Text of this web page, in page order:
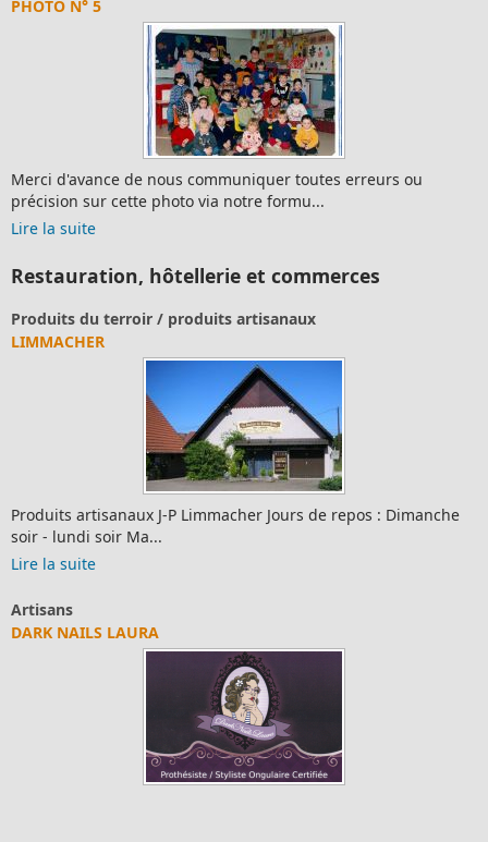
PHOTO N° 5
Merci d'avance de nous communiquer toutes erreurs ou
précision sur cette photo via notre formu...
Lire la suite
Restauration, hôtellerie et commerces
Produits du terroir / produits artisanaux
LIMMACHER
Produits artisanaux J-P Limmacher Jours de repos : Dimanche
soir - lundi soir Ma...
Lire la suite
Artisans
DARK NAILS LAURA